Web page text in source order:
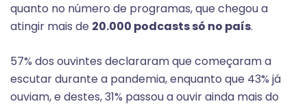
quanto no número de programas, que chegou a
atingir mais de 20.000 podcasts só no país.
57% dos ouvintes declararam que começaram a
escutar durante a pandemia, enquanto que 43% já
ouviam, e destes, 31% passou a ouvir ainda mais do